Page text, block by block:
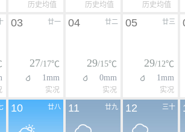
历史均值 历史均值 历史均值
廿一
03
27/17℃
1mm
实况
廿二
04
29/15℃
0mm
实况
廿三
05
29/12℃
1mm
实况
廿八
10 廿九
11 三十
12